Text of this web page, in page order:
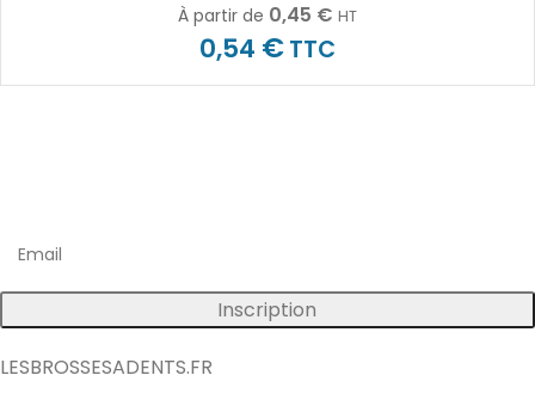
À partir de 0,45 € HT
0,54 €TTC
Inscription
LESBROSSESADENTS.FR